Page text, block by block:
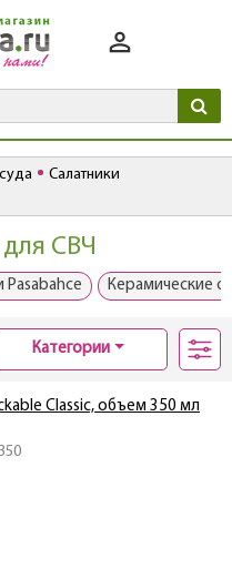
Салатники
СВЧ
Pasabahce Керамические
Категории
Classic, объем 350 мл